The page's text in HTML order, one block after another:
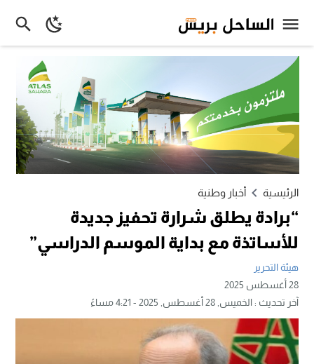
الرئيسية أخبار وطنية
“برادة يطلق شرارة تحفيز جديدة
للأساتذة مع بداية الموسم الدراسي”
هيئة التحرير
28 أغسطس 2025
آخر تحديث :الخميس, 28 أغسطس, 2025 - 4:21 مساءً